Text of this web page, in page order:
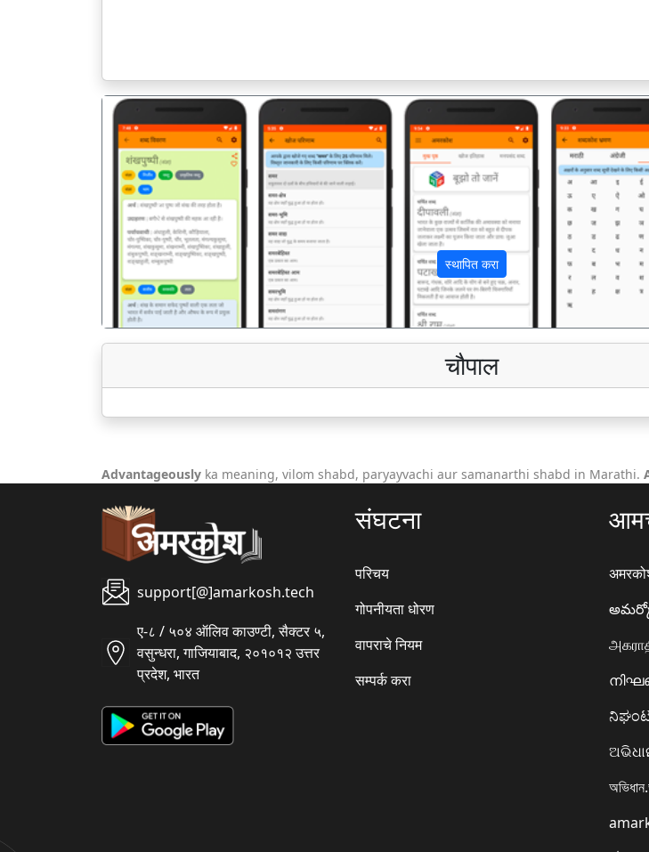
स्थापित करा
पिछला
चौपाल
Advantageously ka meaning, vilom shabd, paryayvachi aur samanarthi shabd in Marathi.
support[@]amarkosh.tech
ए-८ / ५०४ ऑलिव काउण्टी, सैक्टर ५,
वसुन्धरा, गाजियाबाद, २०१०१२ उत्तर
प्रदेश, भारत
संघटना
परिचय
गोपनीयता धोरण
वापराचे नियम
सम्पर्क करा